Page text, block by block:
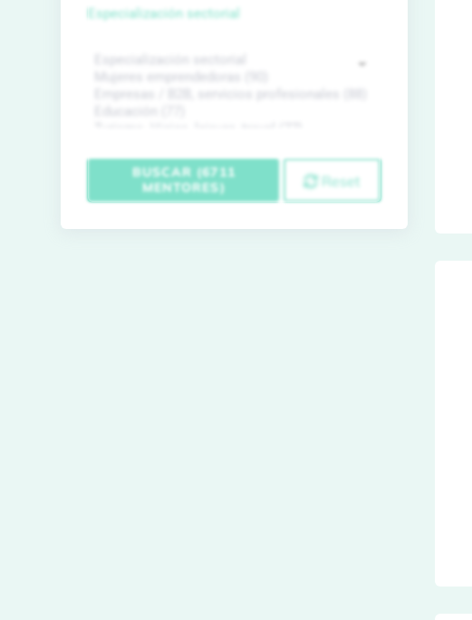
Especialización sectorial
BUSCAR (6711
MENTORES)
Reset